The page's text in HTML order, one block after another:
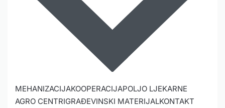
MEHANIZACIJAKOOPERACIJAPOLJO LJEKARNE
AGRO CENTRIGRAĐEVINSKI MATERIJALKONTAKT